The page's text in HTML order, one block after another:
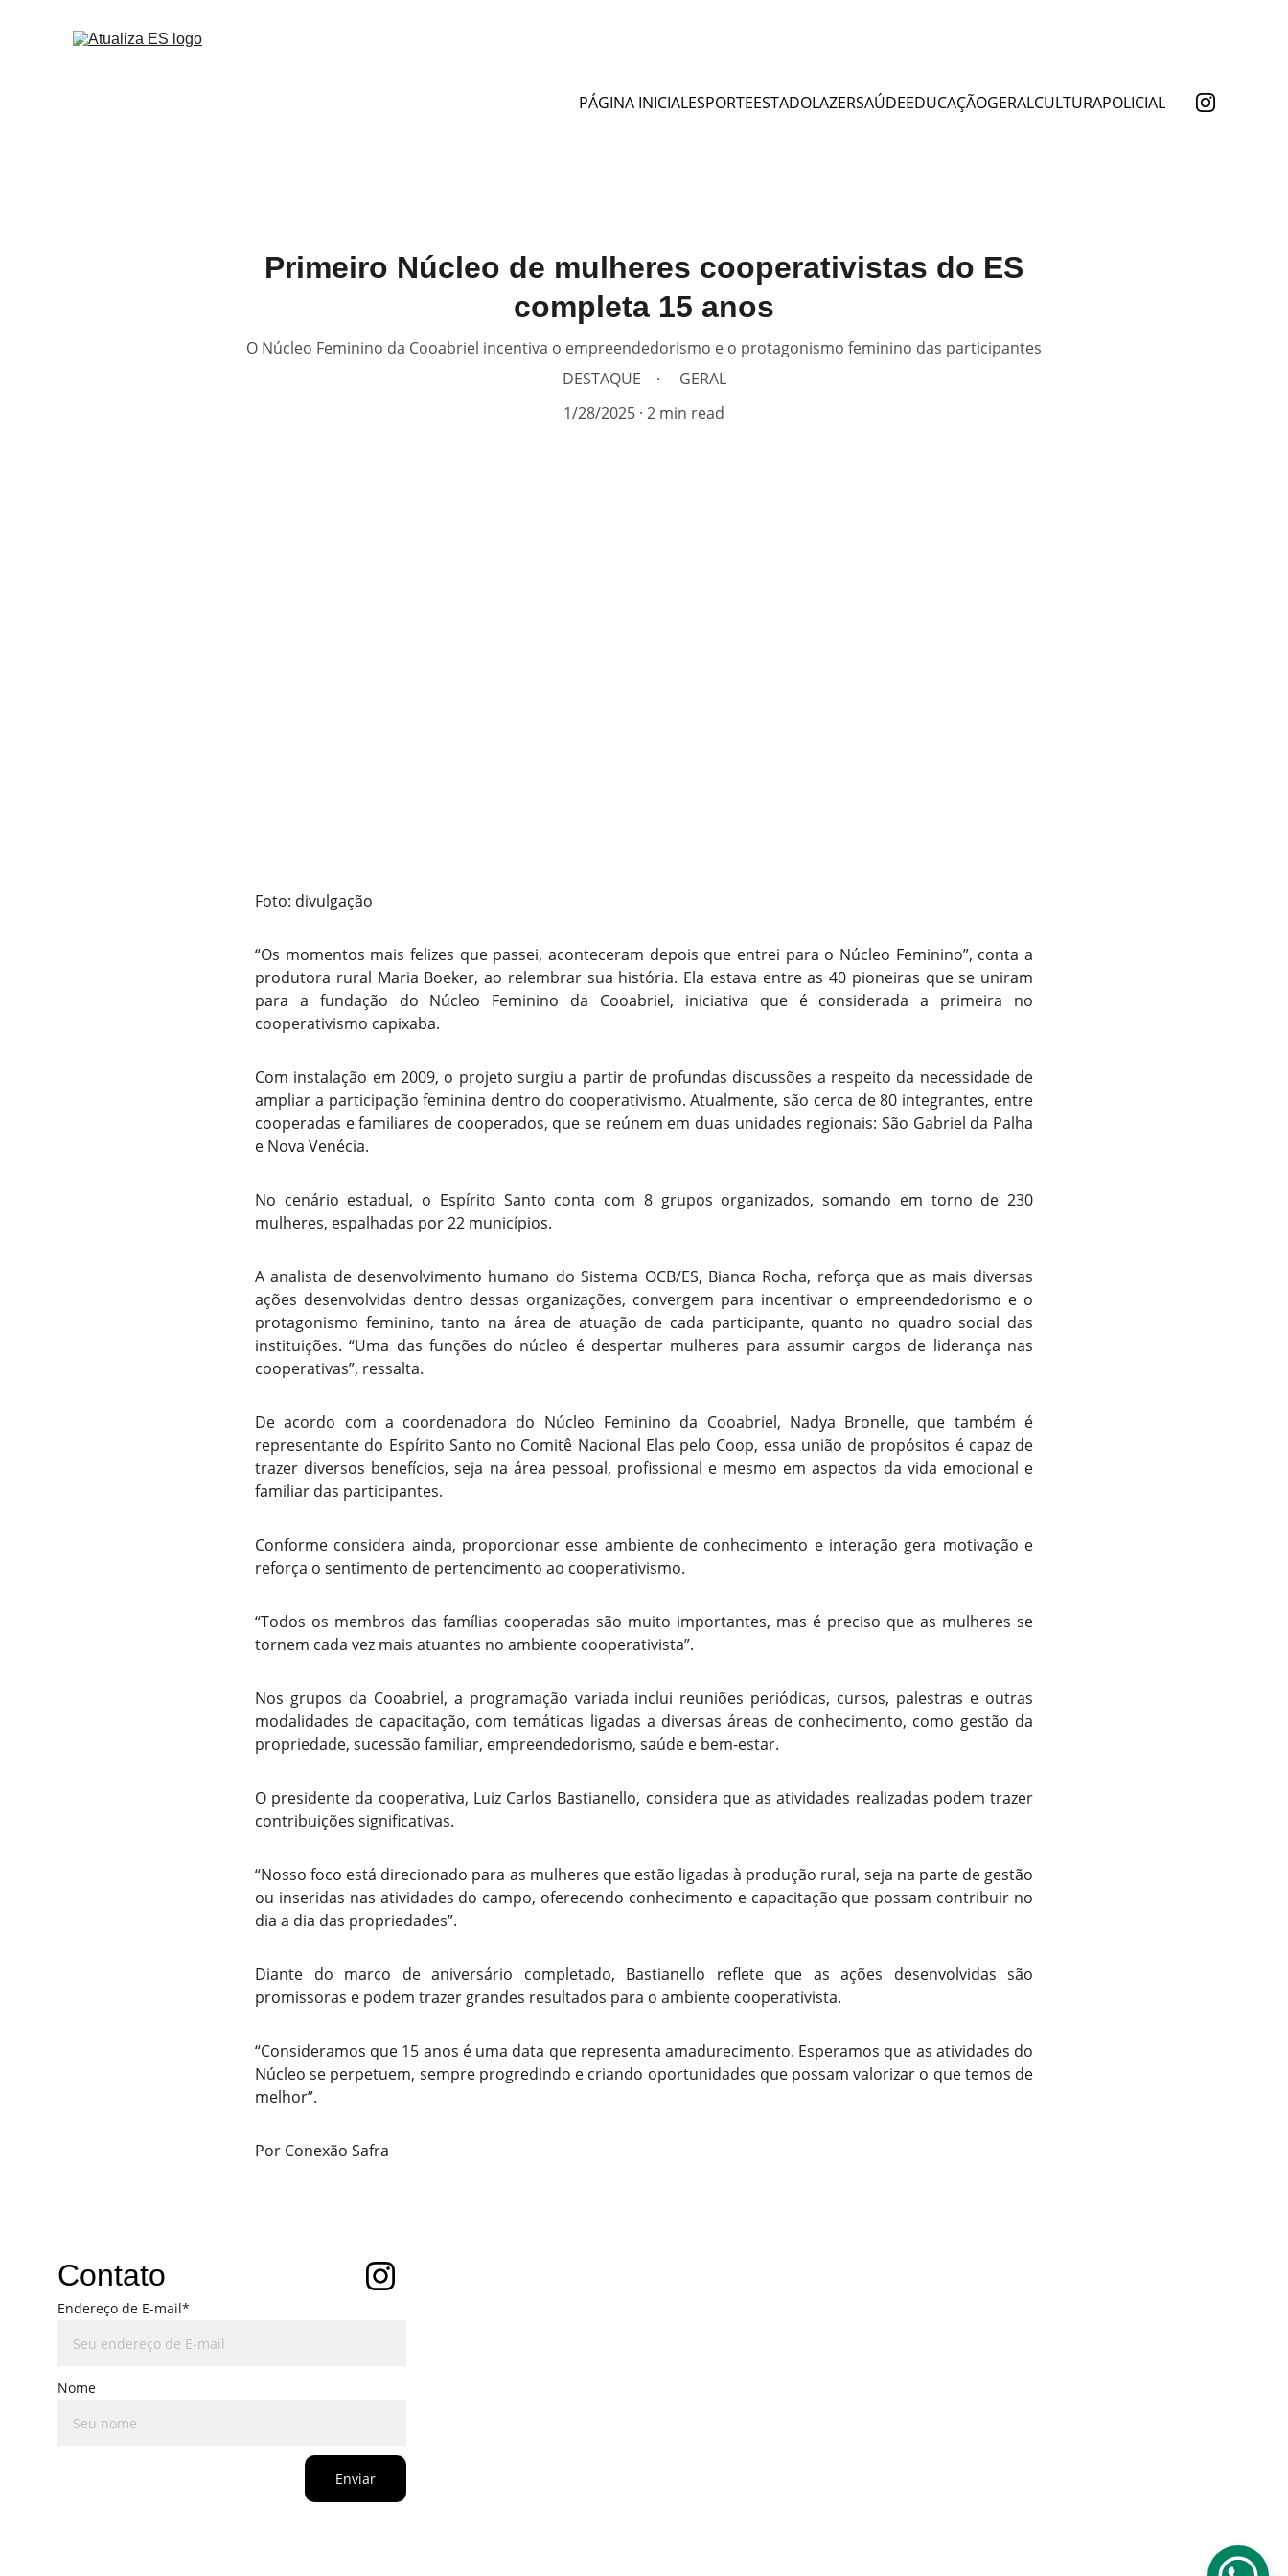
PÁGINA INICIALESPORTEESTADOLAZERSAÚDEEDUCAÇÃOGERALCULTURAPOLICIAL
Primeiro Núcleo de mulheres cooperativistas do ES
completa 15 anos
O Núcleo Feminino da Cooabriel incentiva o empreendedorismo e o protagonismo feminino das participantes
DESTAQUE
GERAL
1/28/2025 2 min read
Foto: divulgação
“Os momentos mais felizes que passei, aconteceram depois que entrei para o Núcleo Feminino”, conta a
produtora rural Maria Boeker, ao relembrar sua história. Ela estava entre as 40 pioneiras que se uniram
para a fundação do Núcleo Feminino da Cooabriel, iniciativa que é considerada a primeira no
cooperativismo capixaba.
Com instalação em 2009, o projeto surgiu a partir de profundas discussões a respeito da necessidade de
ampliar a participação feminina dentro do cooperativismo. Atualmente, são cerca de 80 integrantes, entre
cooperadas e familiares de cooperados, que se reúnem em duas unidades regionais: São Gabriel da Palha
e Nova Venécia.
No cenário estadual, o Espírito Santo conta com 8 grupos organizados, somando em torno de 230
mulheres, espalhadas por 22 municípios.
A analista de desenvolvimento humano do Sistema OCB/ES, Bianca Rocha, reforça que as mais diversas
ações desenvolvidas dentro dessas organizações, convergem para incentivar o empreendedorismo e o
protagonismo feminino, tanto na área de atuação de cada participante, quanto no quadro social das
instituições. “Uma das funções do núcleo é despertar mulheres para assumir cargos de liderança nas
cooperativas”, ressalta.
De acordo com a coordenadora do Núcleo Feminino da Cooabriel, Nadya Bronelle, que também é
representante do Espírito Santo no Comitê Nacional Elas pelo Coop, essa união de propósitos é capaz de
trazer diversos benefícios, seja na área pessoal, profissional e mesmo em aspectos da vida emocional e
familiar das participantes.
Conforme considera ainda, proporcionar esse ambiente de conhecimento e interação gera motivação e
reforça o sentimento de pertencimento ao cooperativismo.
“Todos os membros das famílias cooperadas são muito importantes, mas é preciso que as mulheres se
tornem cada vez mais atuantes no ambiente cooperativista”.
Nos grupos da Cooabriel, a programação variada inclui reuniões periódicas, cursos, palestras e outras
modalidades de capacitação, com temáticas ligadas a diversas áreas de conhecimento, como gestão da
propriedade, sucessão familiar, empreendedorismo, saúde e bem-estar.
O presidente da cooperativa, Luiz Carlos Bastianello, considera que as atividades realizadas podem trazer
contribuições significativas.
“Nosso foco está direcionado para as mulheres que estão ligadas à produção rural, seja na parte de gestão
ou inseridas nas atividades do campo, oferecendo conhecimento e capacitação que possam contribuir no
dia a dia das propriedades”.
Diante do marco de aniversário completado, Bastianello reflete que as ações desenvolvidas são
promissoras e podem trazer grandes resultados para o ambiente cooperativista.
“Consideramos que 15 anos é uma data que representa amadurecimento. Esperamos que as atividades do
Núcleo se perpetuem, sempre progredindo e criando oportunidades que possam valorizar o que temos de
melhor”.
Por Conexão Safra
Contato
Endereço de E-mail*
Nome
Enviar